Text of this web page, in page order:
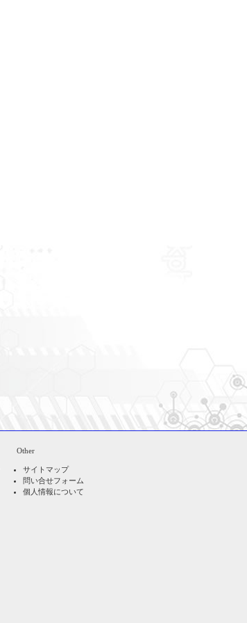
Other
サイトマップ
問い合せフォーム
個人情報について